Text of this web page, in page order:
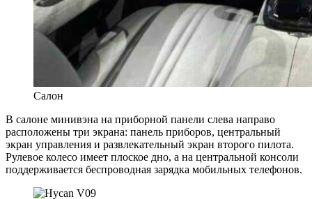
Салон
В салоне минивэна на приборной панели слева направо
расположены три экрана: панель приборов, центральный
экран управления и развлекательный экран второго пилота.
Рулевое колесо имеет плоское дно, а на центральной консоли
поддерживается беспроводная зарядка мобильных телефонов.